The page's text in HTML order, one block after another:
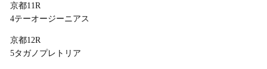
京都11R
4テーオージーニアス
京都12R
5タガノプレトリア